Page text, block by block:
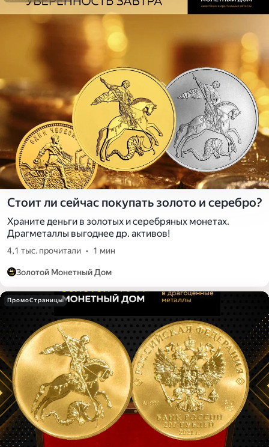
Стоит ли сейчас покупать золото и серебро?
Храните деньги в золотых и серебряных монетах.
Драгметаллы выгоднее др. активов!
4,1 тыс. прочитали • 1 мин
Золотой Монетный Дом
ПромоСтраницы